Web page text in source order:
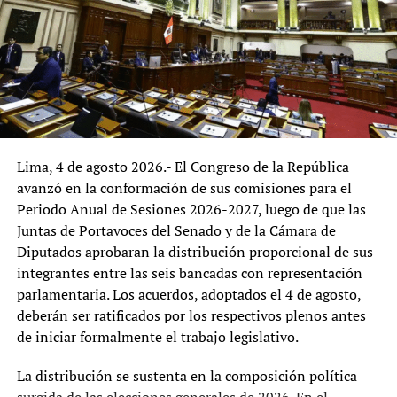
Candarave (Tacna) advirtieron que la minera
Southern Perú ha iniciado el proceso de
modificación de su estudio de impacto ambiental
de las mineras…
SIGUIENTE
La inteligencia artificial impulsa una nueva era de
innovación tecnológica
NO TE LO PIERDAS:
Antauro Humala apuesta por mayoría en el Congreso: «De
nuestras filas saldrá el presidente del Senado»
Tupaq
comerciantes y empresas de la cadena agroalimentaria
podría enriquecer el diagnóstico, al incorporar la
experiencia de quienes interactúan de manera
permanente con los servicios que brinda el ministerio.
La reorganización del MIDAGRI representa una
adecuarla a los desafíos del desarrollo agrario. El
principal reto será que las reformas logren combinar
eficiencia administrativa, alineamiento con las políticas
nacionales y una amplia participación de los actores del
sector, con el propósito de consolidar una institución
orientada a responder de manera más efectiva a las
necesidades del agro peruano.
Lima, 4 de agosto 2026.- El Congreso de la República
avanzó en la conformación de sus comisiones para el
Periodo Anual de Sesiones 2026-2027, luego de que las
Juntas de Portavoces del Senado y de la Cámara de
Diputados aprobaran la distribución proporcional de sus
integrantes entre las seis bancadas con representación
parlamentaria. Los acuerdos, adoptados el 4 de agosto,
deberán ser ratificados por los respectivos plenos antes
de iniciar formalmente el trabajo legislativo.
La distribución se sustenta en la composición política